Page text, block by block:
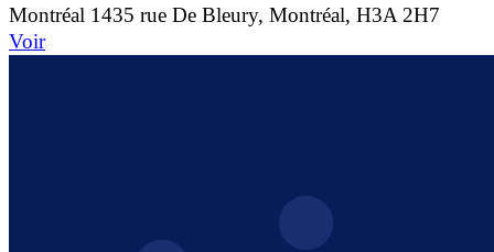
Montréal 1435 rue De Bleury, Montréal, H3A 2H7
Voir